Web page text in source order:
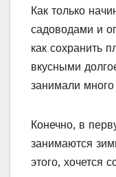
Как только
садоводами и
как сохранить
вкусными
занимали
Конечно, в
занимаются
этого, хочется